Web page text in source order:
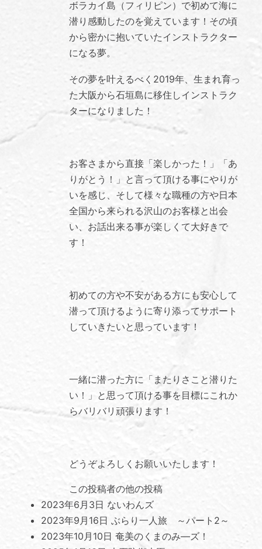
ボラカイ島（フィリピン）で初めて海に
潜り感動したのを覚えています！その頃
から密かに抱いていたインストラクター
になる夢。
その夢を叶えるべく2019年、生まれ育っ
た大阪から石垣島に移住しインストラク
ターになりました！
お客さまから直接「楽しかった！」「あ
りがとう！」と言って頂ける事にやりが
いを感じ、そして様々な職種の方や日本
全国から来られる沢山のお客様と出会
い、お話出来る事が楽しくて大好きで
す！
初めての方や不安がある方にも安心して
潜って頂けるように寄り添ってサポート
していきたいと思っています！
一緒に潜った方に「またりさこと潜りた
い！」と思って頂ける事を目標にこれか
らバリバリ頑張ります！
どうぞよろしくお願いいたします！
この投稿者の他の投稿
2023年6月3日 ないわんズ
2023年9月16日 ぶらり一人旅 ～パート2～
2023年10月10日 奄美のくまのみ―ズ！